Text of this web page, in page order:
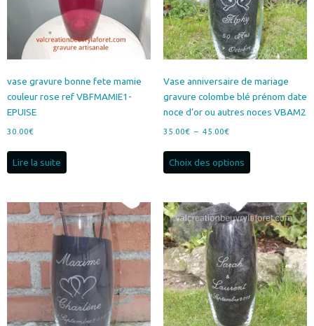
vase gravure bonne fete mamie
couleur rose ref VBFMAMIE1-
EPUISE
30.00€
Lire la suite
Vase anniversaire de mariage
gravure colombe blé prénom date
noce d’or ou autres noces VBAM2
35.00€ – 45.00€Plage
prix :
35.00€
Choix des options
Ce
variations.
Les
options
peuvent
être
choisies
sur
la